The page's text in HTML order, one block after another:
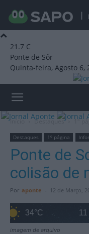
21.7 C
Ponte de Sôr
Quinta-feira, Agosto 6,
Início Destaques 1º
Destaques 1º página
Ponte de
colisão de
Por aponte - 12 de Março,
34°C 11
imagem de arquivo